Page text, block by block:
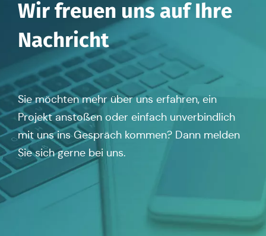
Wir freuen uns auf Ihre
Nachricht
Sie möchten mehr über uns erfah­ren, ein
Projekt ansto­ßen oder einfach unver­bind­lich
mit uns ins Gespräch kommen? Dann melden
Sie sich gerne bei uns.